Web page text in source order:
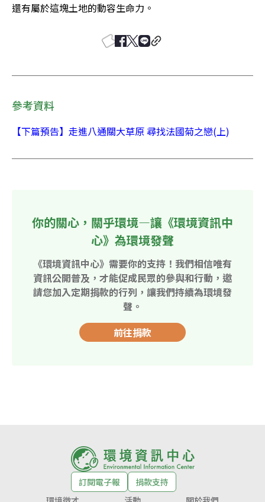
還有屬於這塊土地的動容生命力。
參考資料
【下篇預告】走進八通關大草原 尋找法國菊之戀(上)
你的關心，關乎環境—讓《環境資訊中
心》為環境發聲
《環境資訊中心》需要你的支持！我們相信唯有
資訊公開普及，才能促成民眾的參與和行動，邀
請您加入定期捐款的行列，讓我們持續為環境發
聲。
前往捐款
訂閱電子報
捐款支持